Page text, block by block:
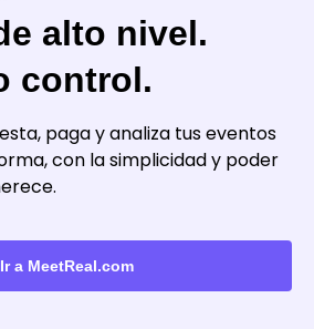
alto nivel.
control.
paga y analiza tus eventos
con la simplicidad y poder
Ir a MeetReal.com